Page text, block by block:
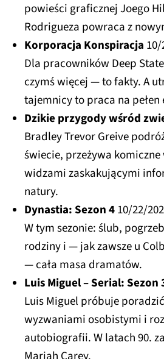
powieści graficznej Joego
Rodrigueza powraca z
Korporacja Konspiracja
Dla pracowników Deep
czymś więcej — to fakty. A
tajemnicy to praca na pełen
Dzikie przygody wśród
Bradley Trevor Greive
świecie, przeżywa
widzami zaskakującymi
natury.
Dynastia: Sezon 410/22/
W tym sezonie: ślub,
rodziny i — jak zawsze u
— cała masa dramatów.
Luis Miguel – Serial: Sezon
Luis Miguel próbuje
wyzwaniami osobistymi i
autobiografii. W latach 90.